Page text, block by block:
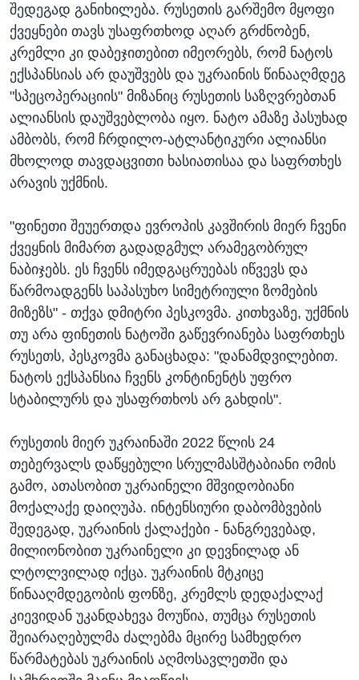
შედეგად განიხილება. რუსეთის გარშემო მყოფი
ქვეყნები თავს უსაფრთხოდ აღარ გრძნობენ,
კრემლი კი დაბეჯითებით იმეორებს, რომ ნატოს
ექსპანსიას არ დაუშვებს და უკრაინის წინააღმდეგ
"სპეცოპერაციის" მიზანიც რუსეთის საზღვრებთან
ალიანსის დაუშვებლობა იყო. ნატო ამაზე პასუხად
ამბობს, რომ ჩრდილო-ატლანტიკური ალიანსი
მხოლოდ თავდაცვითი ხასიათისაა და საფრთხეს
არავის უქმნის.
"ფინეთი შეუერთდა ევროპის კავშირის მიერ ჩვენი
ქვეყნის მიმართ გადადგმულ არამეგობრულ
ნაბიჯებს. ეს ჩვენს იმედგაცრუებას იწვევს და
წარმოადგენს საპასუხო სიმეტრიული ზომების
მიზეზს" - თქვა დმიტრი პესკოვმა. კითხვაზე, უქმნის
თუ არა ფინეთის ნატოში გაწევრიანება საფრთხეს
რუსეთს, პესკოვმა განაცხადა: "დანამდვილებით.
ნატოს ექსპანსია ჩვენს კონტინენტს უფრო
სტაბილურს და უსაფრთხოს არ გახდის".
რუსეთის მიერ უკრაინაში 2022 წლის 24
თებერვალს დაწყებული სრულმასშტაბიანი ომის
გამო, ათასობით უკრაინელი მშვიდობიანი
მოქალაქე დაიღუპა. ინტენსიური დაბომბვების
შედეგად, უკრაინის ქალაქები - ნანგრევებად,
მილიონობით უკრაინელი კი დევნილად ან
ლტოლვილად იქცა. უკრაინის მტკიცე
წინააღმდეგობის ფონზე, კრემლს დედაქალაქ
კიევიდან უკანდახევა მოუწია, თუმცა რუსეთის
შეიარაღებულმა ძალებმა მცირე სამხედრო
წარმატებას უკრაინის აღმოსავლეთში და